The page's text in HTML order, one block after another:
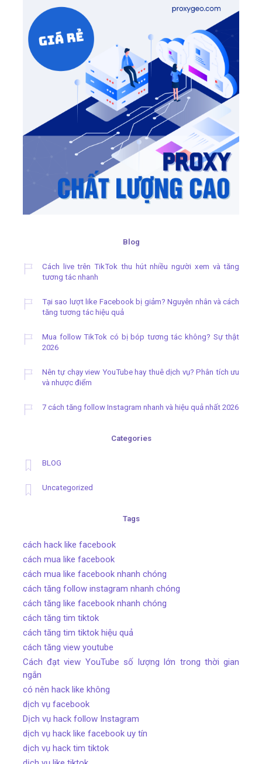
Blog
Cách live trên TikTok thu hút nhiều người xem và tăng
tương tác nhanh
Tại sao lượt like Facebook bị giảm? Nguyên nhân và cách
tăng tương tác hiệu quả
Mua follow TikTok có bị bóp tương tác không? Sự thật
2026
Nên tự chạy view YouTube hay thuê dịch vụ? Phân tích ưu
và nhược điểm
7 cách tăng follow Instagram nhanh và hiệu quả nhất 2026
Categories
BLOG
Uncategorized
Tags
cách hack like facebook
cách mua like facebook
cách mua like facebook nhanh chóng
cách tăng follow instagram nhanh chóng
cách tăng like facebook nhanh chóng
cách tăng tim tiktok
cách tăng tim tiktok hiệu quả
cách tăng view youtube
Cách đạt view YouTube số lượng lớn trong thời gian
ngắn
có nên hack like không
dịch vụ facebook
Dịch vụ hack follow Instagram
dịch vụ hack like facebook uy tín
dịch vụ hack tim tiktok